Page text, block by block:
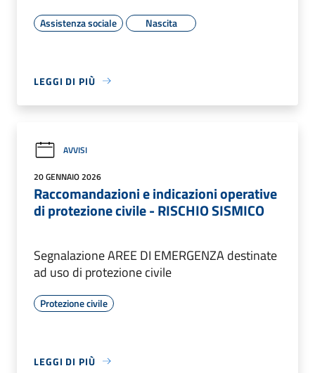
Assistenza sociale Nascita
LEGGI DI PIÙ
AVVISI
20 GENNAIO 2026
Raccomandazioni e indicazioni operative
di protezione civile - RISCHIO SISMICO
Segnalazione AREE DI EMERGENZA destinate
ad uso di protezione civile
Protezione civile
LEGGI DI PIÙ